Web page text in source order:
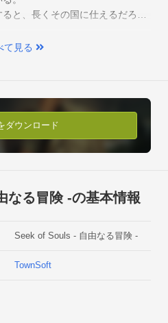
ます。
に入るようにハクスラ要素をた
あなただけとは限らない。
を駆使して戦うんだ！
と、長くその国に仕えるだろ
て見る
ダウンロード
る冒険 -の基本情報
Seek of Souls - 自由なる冒険 -
TownSoft